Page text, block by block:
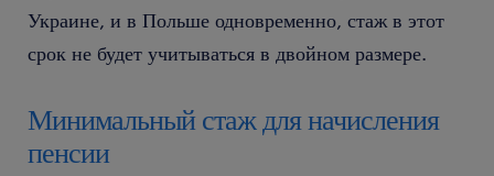
Украине, и в Польше одновременно, стаж в этот
срок не будет учитываться в двойном размере.
Минимальный стаж для начисления
пенсии